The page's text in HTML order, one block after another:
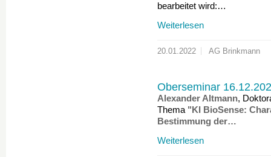
bearbeitet wird:…
Weiterlesen
20.01.2022 AG Brinkmann
Oberseminar
Alexander Altmann,
Thema "KI BioSense:
Bestimmung der…
Weiterlesen